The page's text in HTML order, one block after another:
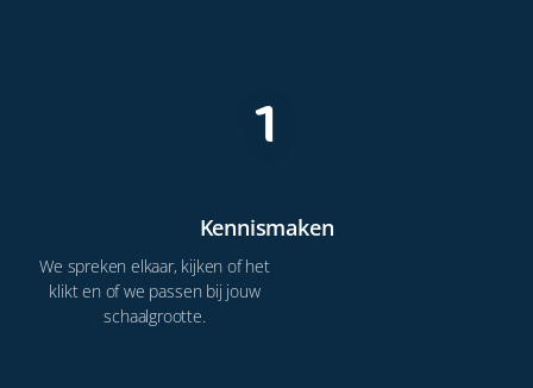
1
Kennismaken
We spreken elkaar, kijken of het
klikt en of we passen bij jouw
schaalgrootte.